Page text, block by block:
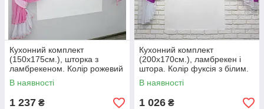
Кухонний комплект
(150х175см.), шторка з
ламбрекеном. Колір рожевий
з білим. Код 070к 50-097
В наявності
1 237 ₴
Кухонний комплект
(200х170см.), ламбрекен і
штора. Колір фуксія з білим.
Код 062к 50-281
В наявності
1 026 ₴